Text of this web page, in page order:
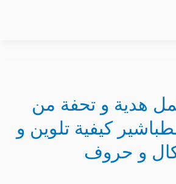
هدية و تحفة من
كيفية تلوين و
و حروف